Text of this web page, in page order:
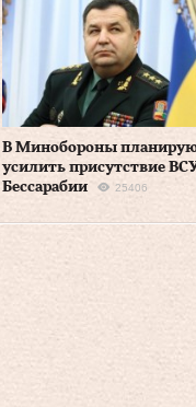
В Минобороны
усилить присутствие
Бессарабии
25406